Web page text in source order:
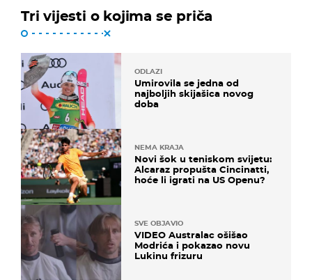
Tri vijesti o kojima se priča
ODLAZI
Umirovila se jedna od
najboljih skijašica novog
doba
NEMA KRAJA
Novi šok u teniskom svijetu:
Alcaraz propušta Cincinatti,
hoće li igrati na US Openu?
SVE OBJAVIO
VIDEO Australac ošišao
Modrića i pokazao novu
Lukinu frizuru